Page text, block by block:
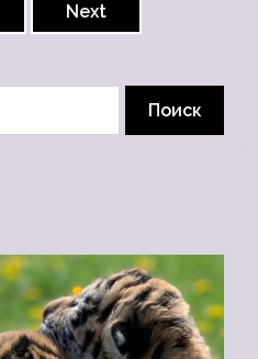
Next